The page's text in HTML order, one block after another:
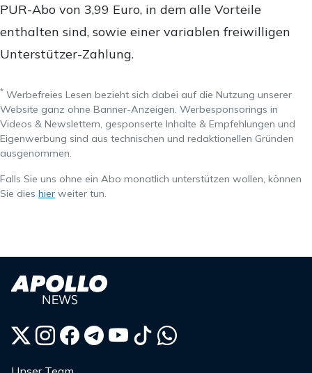
PUR-Abo von 3,99 Euro, in dem alle Vorteile
enthalten sind, sowie einer variablen freiwilligen
Unterstützer-Zahlung.
* Werbefreies Lesen bezieht sich dabei auf die Nutzung unserer
Website ganz ohne Banner-Anzeigen. Werbesponsorings in
Videos & Newslettern, gesponserte Inhalte & Empfehlungen und
Eigenwerbung sind aus technischen und redaktionellen Gründen
ausgenommen.
Falls Sie uns ohne ein Abo monatlich unterstützen wollen, können
Sie dies hier weiter tun.